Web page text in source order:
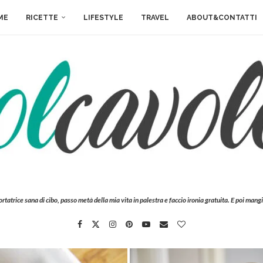
RICETTE LIFESTYLE TRAVEL ABOUT&CONTATTI
sana di cibo, passo metà della mia vita in palestra e faccio ironia gratuita. E poi